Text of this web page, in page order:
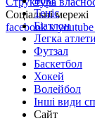
Соціальні мережі
facebookxyoutube
Теніс
Біатлон
Легка
Футзал
Баскетбол
Хокей
Волейбол
Інші види
Сайт